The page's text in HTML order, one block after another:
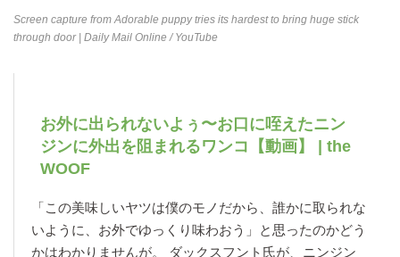
Screen capture from Adorable puppy tries its hardest to bring huge stick
through door | Daily Mail Online / YouTube
お外に出られないよぅ〜お口に咥えたニン
ジンに外出を阻まれるワンコ【動画】 | the
WOOF
「この美味しいヤツは僕のモノだから、誰かに取られな
いように、お外でゆっくり味わおう」と思ったのかどう
かはわかりませんが。 ダックスフント氏が、ニンジン